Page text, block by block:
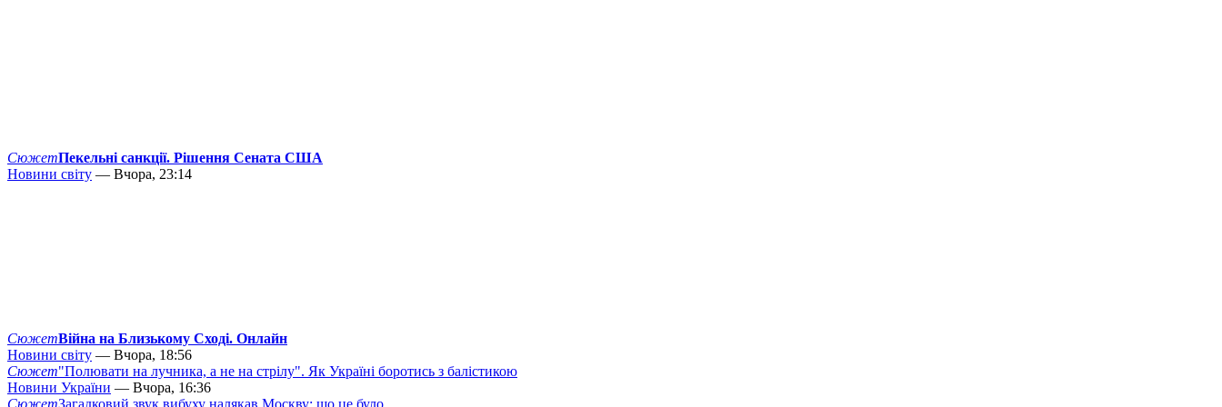
СюжетПекельні санкції. Рішення Сената США
Новини світу — Вчора, 23:14
СюжетВійна на Близькому Сході. Онлайн
Новини світу — Вчора, 18:56
Сюжет"Полювати на лучника, а не на стрілу". Як Україні боротись з балістикою
Новини України — Вчора, 16:36